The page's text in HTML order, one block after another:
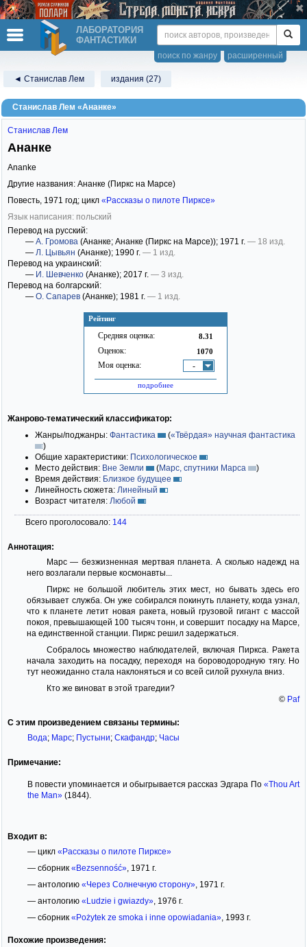
ЛАБОРАТОРИЯ
ФАНТАСТИКИ
расширенный
поиск по жанру
◄ Станислав Лем издания (27)
Станислав Лем «Ананке»
Рейтинг
Средняя оценка: 8.31
Оценок: 1070
Моя оценка: -
подробнее
Станислав Лем
Ананке
Ananke
Другие названия: Ананке (Пиркс на Марсе)
Повесть, 1971 год; цикл «Рассказы о пилоте Пирксе»
Язык написания: польский
Перевод на русский:
— А. Громова (Ананке; Ананке (Пиркс на Марсе)); 1971 г. — 18 изд.
— Л. Цывьян (Ананке); 1990 г. — 1 изд.
Перевод на украинский:
— И. Шевченко (Ананке); 2017 г. — 3 изд.
Перевод на болгарский:
— О. Сапарев (Ананке); 1981 г. — 1 изд.
Жанрово-тематический классификатор:
Жанры/поджанры: Фантастика («Твёрдая» научная фантастика
)
Общие характеристики: Психологическое
Место действия: Вне Земли (Марс, спутники Марса
)
Время действия: Близкое будущее
Линейность сюжета: Линейный
Возраст читателя: Любой
Всего проголосовало: 144
Аннотация:
Марс — безжизненная мертвая планета. А сколько надежд на
него возлагали первые космонавты...
Пиркс не большой любитель этих мест, но бывать здесь его
обязывает служба. Он уже собирался покинуть планету, когда узнал,
что к планете летит новая ракета, новый грузовой гигант с массой
покоя, превышающей 100 тысяч тонн, и совершит посадку на Марсе,
на единственной станции. Пиркс решил задержаться.
Собралось множество наблюдателей, включая Пиркса. Ракета
начала заходить на посадку, переходя на бороводородную тягу. Но
тут неожиданно стала наклоняться и со всей силой рухнула вниз.
Кто же виноват в этой трагедии?
© Paf
С этим произведением связаны термины:
Вода; Марс; Пустыни; Скафандр; Часы
Примечание:
В повести упоминается и обыгрывается рассказ Эдгара По «Thou Art
the Man»(1844).
Входит в:
— цикл «Рассказы о пилоте Пирксе»
— сборник «Bezsenność», 1971 г.
— антологию «Через Солнечную сторону», 1971 г.
— антологию «Ludzie i gwiazdy», 1976 г.
— сборник «Pożytek ze smoka i inne opowiadania», 1993 г.
Похожие произведения: